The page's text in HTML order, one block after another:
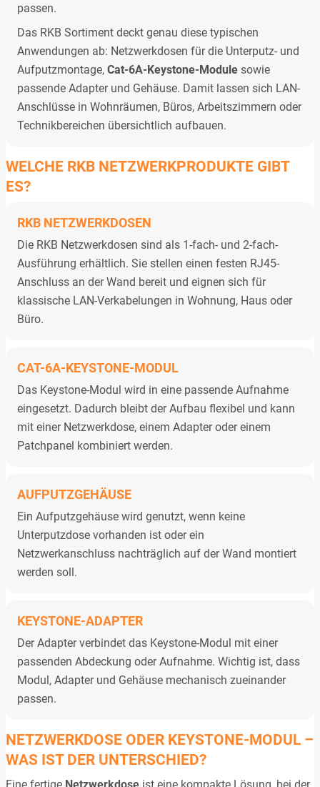
passen.
Das RKB Sortiment deckt genau diese typischen
Anwendungen ab: Netzwerkdosen für die Unterputz- und
Aufputzmontage, Cat-6A-Keystone-Module sowie
passende Adapter und Gehäuse. Damit lassen sich LAN-
Anschlüsse in Wohnräumen, Büros, Arbeitszimmern oder
Technikbereichen übersichtlich aufbauen.
WELCHE RKB NETZWERKPRODUKTE GIBT
ES?
RKB NETZWERKDOSEN
Die RKB Netzwerkdosen sind als 1-fach- und 2-fach-
Ausführung erhältlich. Sie stellen einen festen RJ45-
Anschluss an der Wand bereit und eignen sich für
klassische LAN-Verkabelungen in Wohnung, Haus oder
Büro.
CAT-6A-KEYSTONE-MODUL
Das Keystone-Modul wird in eine passende Aufnahme
eingesetzt. Dadurch bleibt der Aufbau flexibel und kann
mit einer Netzwerkdose, einem Adapter oder einem
Patchpanel kombiniert werden.
AUFPUTZGEHÄUSE
Ein Aufputzgehäuse wird genutzt, wenn keine
Unterputzdose vorhanden ist oder ein
Netzwerkanschluss nachträglich auf der Wand montiert
werden soll.
KEYSTONE-ADAPTER
Der Adapter verbindet das Keystone-Modul mit einer
passenden Abdeckung oder Aufnahme. Wichtig ist, dass
Modul, Adapter und Gehäuse mechanisch zueinander
passen.
NETZWERKDOSE ODER KEYSTONE-MODUL –
WAS IST DER UNTERSCHIED?